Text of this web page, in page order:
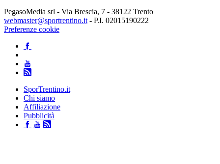
PegasoMedia srl - Via Brescia, 7 - 38122 Trento
webmaster@sportrentino.it - P.I. 02015190222
Preferenze cookie
SporTrentino.it
Chi siamo
Affiliazione
Pubblicità